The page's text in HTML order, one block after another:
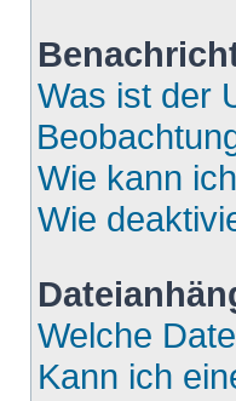
Was ist der
Wie kann
Wie
Welche
Kann ich